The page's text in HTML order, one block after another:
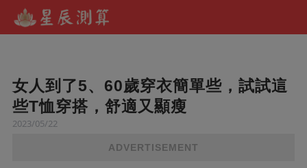
女人到了5、60歲穿衣簡單些，試試這
些T恤穿搭，舒適又顯瘦
2023/05/22
ADVERTISEMENT